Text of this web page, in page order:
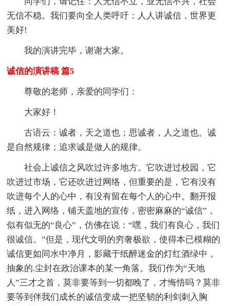
无信不稳。我们要向全人类呼吁：人人讲诚信，世界更
美好!
我的演讲完毕，谢谢大家。
诚信的演讲稿 篇5
尊敬的老师，亲爱的同学们：
大家好！
古语云：诚者，天之道也；思诚者，人之道也。诚
是自然规律；追求诚是做人的规律。
社会上诚信之风吹过许多地方。它吹进过校园，它
吹进过市场，它还吹进过网络，但重要的是，它有没有
吹进每个人的心中，有没有留在每个人的心中。翻开报
纸，进入网络，铺天盖地的宣传，密密麻麻的“诚信”，
似有似无的“良心”，仿佛在说：“嘿，我们有良心，我们
很诚信。”但是，现代文明的穷奢极欲，使得本已模糊的
诚信更如同水中净月，影藏于纸醉迷金的灯红酒绿中，
抽象的.尘封在政治课本的某一角落。我们作为“天地
人”三才之首，莫非要等到一切都晚了，才悔悟吗？莫非
要等到伴我们成长的诚信变成一把坚韧的利剑刺入胸